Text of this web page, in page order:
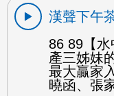
漢聲下午
86 89【
產三姊妹
最大贏家
曉函、張